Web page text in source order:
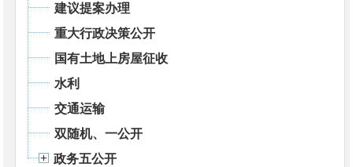
建议提案办理
重大行政决策公开
国有土地上房屋征收
水利
交通运输
双随机、一公开
政务五公开